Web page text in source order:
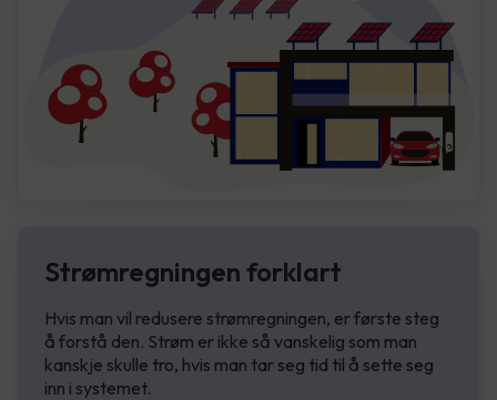
Strømregningen forklart
Hvis man vil redusere strømregningen, er første steg
å forstå den. Strøm er ikke så vanskelig som man
kanskje skulle tro, hvis man tar seg tid til å sette seg
inn i systemet.